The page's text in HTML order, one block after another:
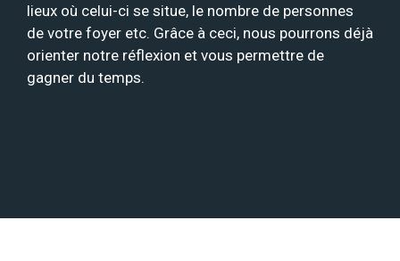
lieux où celui-ci se situe, le nombre de personnes
de votre foyer etc. Grâce à ceci, nous pourrons déjà
orienter notre réflexion et vous permettre de
gagner du temps.